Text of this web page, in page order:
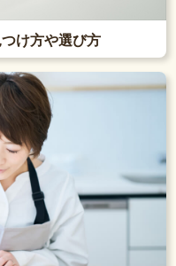
け方や選び方